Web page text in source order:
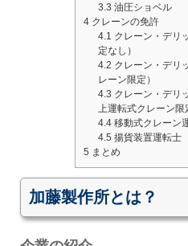
3.3 油圧ショベル
4 クレーンの免許
4.1 クレーン・デリ
定なし）
4.2 クレーン・デリ
レーン限定）
4.3 クレーン・デリ
上運転式クレーン限
4.4 移動式クレーン
4.5 揚貨装置運転士
5 まとめ
加藤製作所とは？